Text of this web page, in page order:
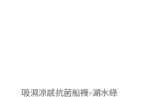
吸濕涼感抗菌船襪-湖水綠